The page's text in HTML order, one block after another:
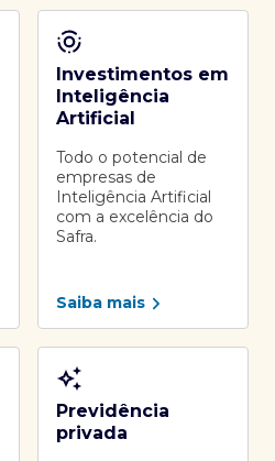
Investimentos em
Inteligência
Artificial
Todo o potencial de
empresas de
Inteligência Artificial
com a excelência do
Safra.
Saiba mais
Previdência
privada